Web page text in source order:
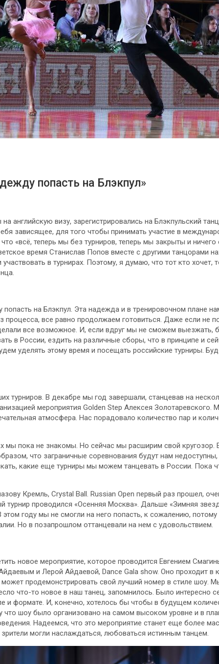
попасть на Блэкпул»
английскую визу, зарегистрировались на Блэкпульский
зависящее, для того чтобы принимать участие в
«всё, теперь мы без турниров, теперь мы закрыты и
время Станислав Попов вместе с другими танцорами
в турнирах. Поэтому, я думаю, что тот кто хочет,
на Блэкпул. Эта надежда и в тренировочном плане
процесса, все равно продолжаем готовиться. Даже если не
все возможное. И, если вдруг мы не сможем выезжать,
в России, ездить на различные сборы, что в принципе и
уделять этому время и посещать российские турниры.
турниров. В декабре мы год завершали, станцевав на
мероприятия Golden Step Алексея Золотаревского.
атмосфера. Нас порадовало количество пар и
мы пока не знакомы. Но сейчас мы расширим свой кругозор.
что заграничные соревнования будут нам
какие еще турниры мы можем танцевать в России. Пока
Кремль, Crystal Ball. Russian Open первый раз прошел,
турнир проводился «Осенняя Москва». Дальше «Зимняя
этом году мы не смогли на него попасть, к сожалению, потому
Но в позапрошлом оттанцевали на нем с удовольствием.
новое мероприятие, которое проводится Евгением
и Лерой Айдаевой, Dance Gala show. Оно проходит в
продемонстрировать свой лучший номер в стиле шоу.
что-то новое в наш танец, запомнилось. Было интересно
и формате. И, конечно, хотелось бы чтобы в будущем
что шоу было организовано на самом высоком уровне и в
Надеемся, что это мероприятие станет еще более
могли наслаждаться, любоваться истинным танцем.